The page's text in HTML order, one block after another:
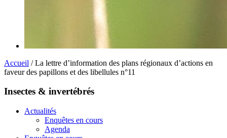
Accueil / La lettre d’information des plans régionaux d’actions en
faveur des papillons et des libellules n°11
Insectes & invertébrés
Actualités
Enquêtes en cours
Agenda